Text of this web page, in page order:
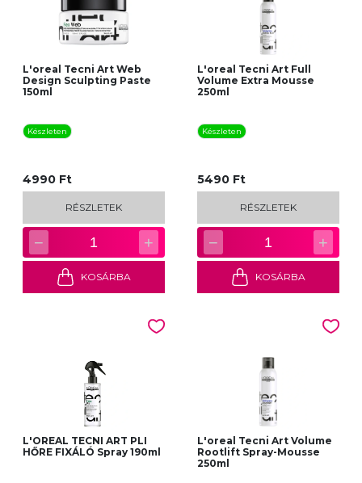
L'oreal Tecni Art Web
Design Sculpting Paste
150ml
Készleten
4990 Ft
RÉSZLETEK
− 1 +
KOSÁRBA
L'oreal Tecni Art Full
Volume Extra Mousse
250ml
Készleten
5490 Ft
RÉSZLETEK
− 1 +
KOSÁRBA
L'OREAL TECNI ART PLI
HŐRE FIXÁLÓ Spray 190ml
L'oreal Tecni Art Volume
Rootlift Spray-Mousse
250ml